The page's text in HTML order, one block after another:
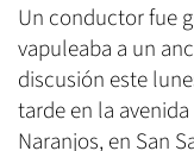
Un conductor fue
vapuleaba a un
discusión este
tarde en la
Naranjos, en San